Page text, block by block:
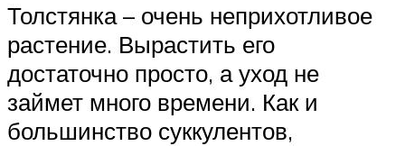
Толстянка – очень неприхотливое
растение. Вырастить его
достаточно просто, а уход не
займет много времени. Как и
большинство суккулентов,